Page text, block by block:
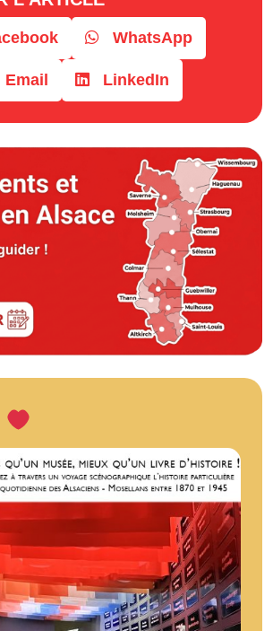
WhatsApp
Email LinkedIn